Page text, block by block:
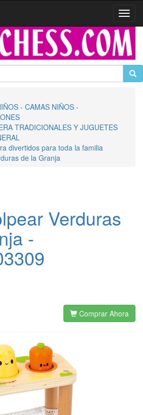
- CAMAS NIÑOS -
TRADICIONALES Y JUGUETES
divertidos para toda la familia
de la Granja
Verduras
-
Comprar Ahora